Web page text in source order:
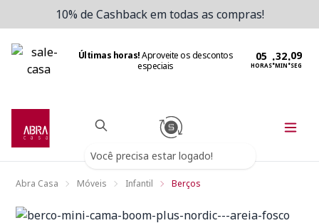
10% de Cashback em todas as compras!
Últimas horas!Aproveite os descontos
especiais
HORAS:MIN:SEG
Você precisa estar logado!
Abra Casa Móveis Infantil Berços